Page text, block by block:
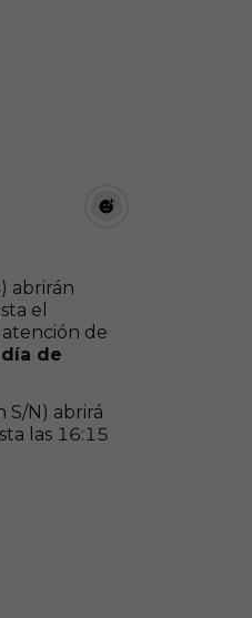
abrirán
el
de
de
S/N) abrirá
las 16:15